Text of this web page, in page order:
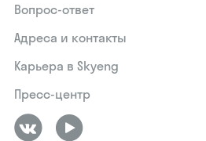
Вопрос-ответ
Адреса и контакты
Карьера в Skyeng
Пресс-центр